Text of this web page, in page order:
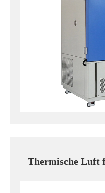
Thermische Luft